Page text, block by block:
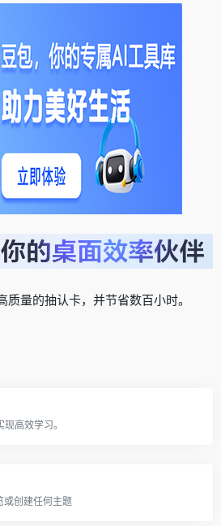
量的抽认卡，并节省数百小时。
高效学习。
或创建任何主题